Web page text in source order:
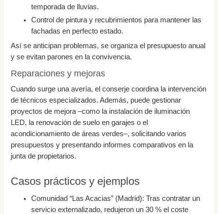
temporada de lluvias.
Control de pintura y recubrimientos para mantener las
fachadas en perfecto estado.
Así se anticipan problemas, se organiza el presupuesto anual
y se evitan parones en la convivencia.
Reparaciones y mejoras
Cuando surge una avería, el conserje coordina la intervención
de técnicos especializados. Además, puede gestionar
proyectos de mejora –como la instalación de iluminación
LED, la renovación de suelo en garajes o el
acondicionamiento de áreas verdes–, solicitando varios
presupuestos y presentando informes comparativos en la
junta de propietarios.
Casos prácticos y ejemplos
Comunidad “Las Acacias” (Madrid): Tras contratar un
servicio externalizado, redujeron un 30 % el coste